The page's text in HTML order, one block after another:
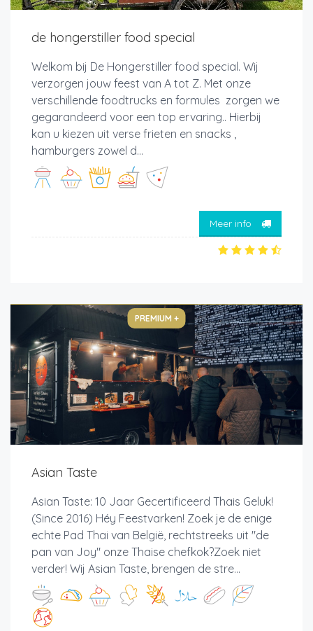
de hongerstiller food special
Welkom bij De Hongerstiller food special. Wij
verzorgen jouw feest van A tot Z. Met onze
verschillende foodtrucks en formules zorgen we
gegarandeerd voor een top ervaring.. Hierbij
kan u kiezen uit verse frieten en snacks ,
hamburgers zowel d...
Meer info
PREMIUM +
Asian Taste
Asian Taste: 10 Jaar Gecertificeerd Thais Geluk!
(Since 2016) Héy Feestvarken! Zoek je de enige
echte Pad Thai van België, rechtstreeks uit "de
pan van Joy" onze Thaise chefkok?Zoek niet
verder! Wij Asian Taste, brengen de stre...